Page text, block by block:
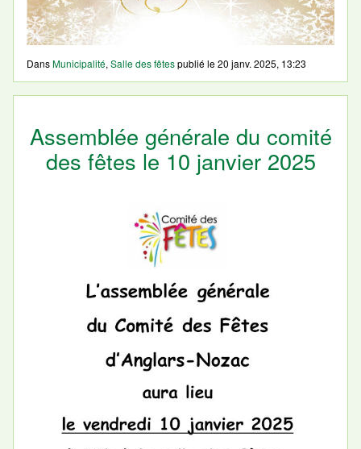
DansMunicipalité, Salle des fêtespublié le20 janv. 2025, 13:23
Assemblée générale du comité
des fêtes le 10 janvier 2025